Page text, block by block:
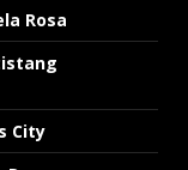
Rosa
City